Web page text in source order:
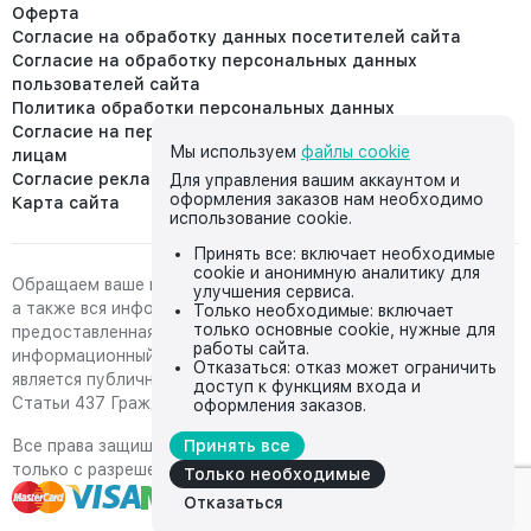
Оферта
Согласие на обработку данных посетителей сайта
Согласие на обработку персональных данных
пользователей сайта
Политика обработки персональных данных
Согласие на передачу персональных данных третьим
лицам
Согласие реклама
Карта сайта
Обращаем ваше внимание на то, что данный интернет-сайт,
а также вся информация о товарах и ценах,
предоставленная на нём, носит исключительно
информационный характер и ни при каких условиях не
является публичной офертой, определяемой положениями
Статьи 437 Гражданского кодекса Российской Федерации.
Все права защищены, любое копирование с сайта возможно
только с разрешения владельца сайта
Мы используем файлы cookie
Для управления вашим аккаунтом и
оформления заказов нам необходимо
использование cookie.
Принять все: включает необходимые
cookie и анонимную аналитику для
улучшения сервиса.
Только необходимые: включает
только основные cookie, нужные для
работы сайта.
Отказаться: отказ может ограничить
доступ к функциям входа и
оформления заказов.
Принять все
Только необходимые
Отказаться